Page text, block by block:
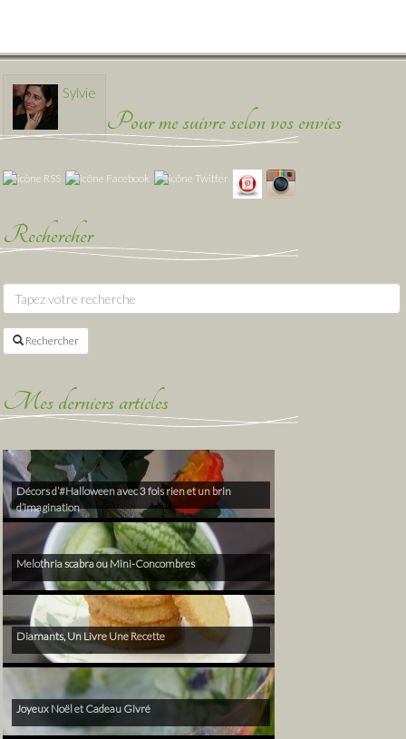
Sylvie
Pour me suivre selon vos envies
Rechercher
Rechercher
Mes derniers articles
Décors d’#Halloween avec 3 fois rien et un brin
d’imagination
Melothria scabra ou Mini-Concombres
Diamants, Un Livre Une Recette
Joyeux Noël et Cadeau Givré